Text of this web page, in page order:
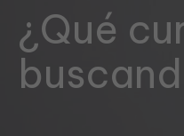
¿Qué